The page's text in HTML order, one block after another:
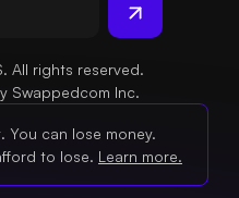
All rights reserved.
Swappedcom Inc.
You can lose money.
to lose. Learn more.